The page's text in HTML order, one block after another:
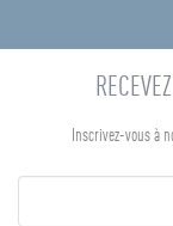
Inscrivez-vous à